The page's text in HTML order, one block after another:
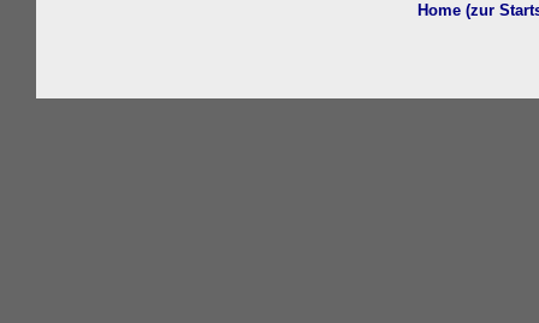
Home (zur